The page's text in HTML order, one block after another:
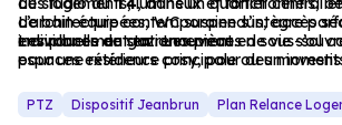
L’architecture contemporaine s’intègre
environnement en renouveau.
de bain équipées, WC suspendus, accès
individuelle au gaz. Les pièces de vie
espaces extérieurs cosy, pour des
Les places de stationnement en sous-sol
pour une résidence principale ou un
PTZ Dispositif Jeanbrun Plan Relance